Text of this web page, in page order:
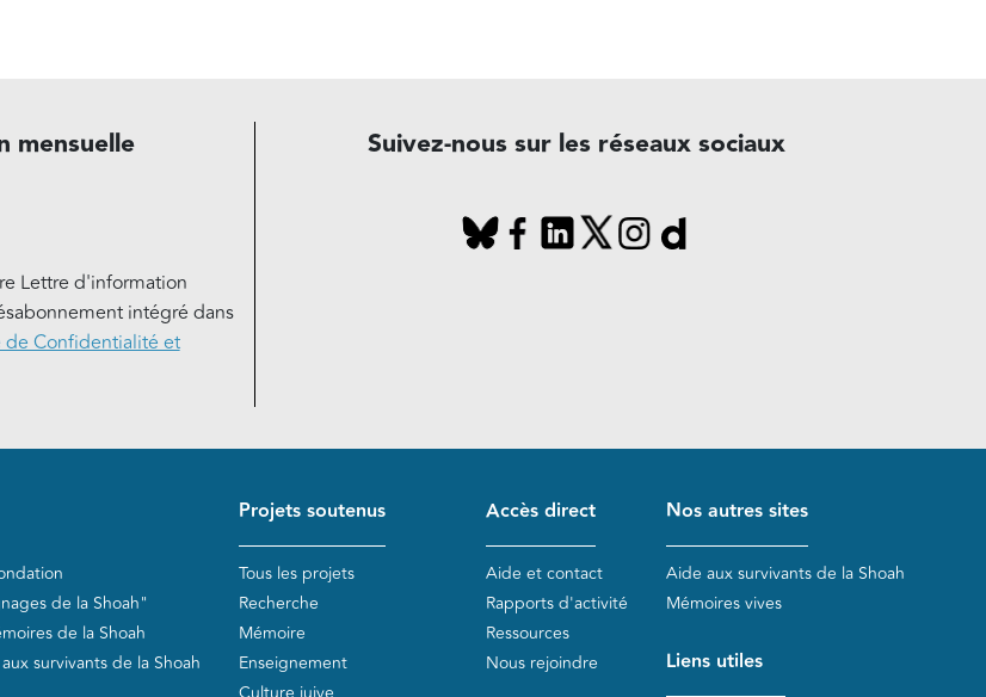
mensuelle
Lettre d'information
intégré dans
Confidentialité et
Suivez-nous sur les réseaux sociaux
de la Shoah"
de la Shoah
aux survivants de la Shoah
Projets soutenus
Tous les projets
Recherche
Mémoire
Enseignement
Accès direct
Aide et contact
Rapports d'activité
Ressources
Nous rejoindre
Nos autres sites
Aide aux survivants de la Shoah
Mémoires vives
Liens utiles